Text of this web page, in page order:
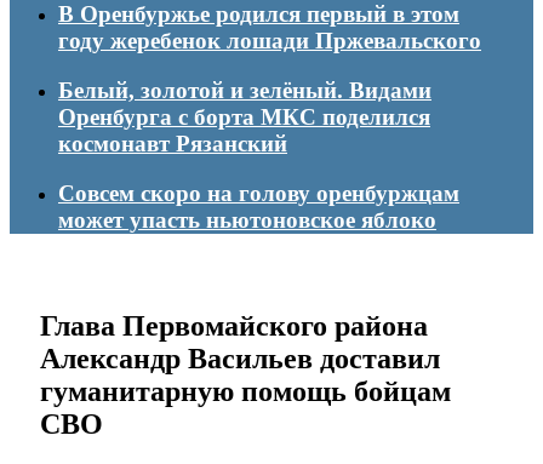
В Оренбуржье родился первый в этом
году жеребенок лошади Пржевальского
Белый, золотой и зелёный. Видами
Оренбурга с борта МКС поделился
космонавт Рязанский
Совсем скоро на голову оренбуржцам
может упасть ньютоновское яблоко
Глава Первомайского района
Александр Васильев доставил
гуманитарную помощь бойцам
СВО